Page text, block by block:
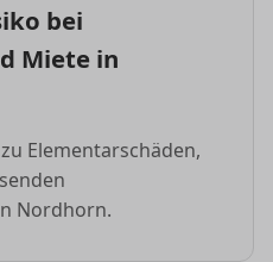
bei
Miete in
Elementarschäden,
Nordhorn.